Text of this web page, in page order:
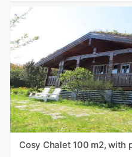
Cosy Chalet 100 m2, with